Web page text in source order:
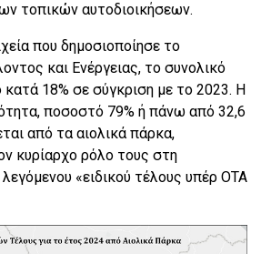
τοπικών αυτοδιοικήσεων.
που δημοσιοποίησε το
και Ενέργειας, το συνολικό
κατά 18% σε σύγκριση με το 2023. Η
ποσοστό 79% ή πάνω από 32,6
από τα αιολικά πάρκα,
κυρίαρχο ρόλο τους στη
«ειδικού τέλους υπέρ ΟΤΑ